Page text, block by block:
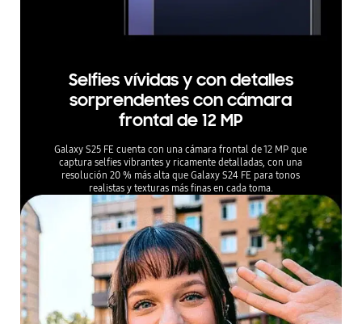
Selfies vívidas y con detalles
sorprendentes con cámara
frontal de 12 MP
captura selfies vibrantes y ricamente detalladas, con una
resolución 20 % más alta que Galaxy S24 FE para tonos
realistas y texturas más finas en cada toma.